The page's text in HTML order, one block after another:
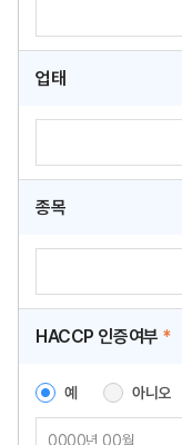
업태
종목
HACCP 인증여부 *
예 아니오